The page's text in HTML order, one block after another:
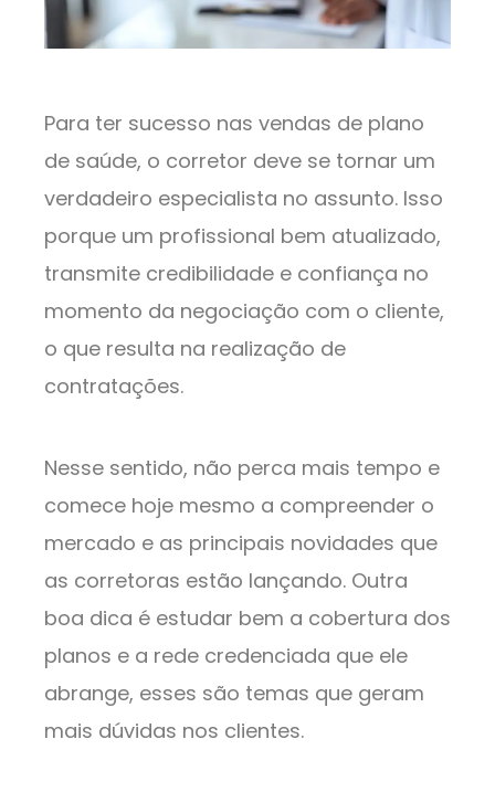
Para ter sucesso nas vendas de plano
de saúde, o corretor deve se tornar um
verdadeiro especialista no assunto. Isso
porque um profissional bem atualizado,
transmite credibilidade e confiança no
momento da negociação com o cliente,
o que resulta na realização de
contratações.
Nesse sentido, não perca mais tempo e
comece hoje mesmo a compreender o
mercado e as principais novidades que
as corretoras estão lançando. Outra
boa dica é estudar bem a cobertura dos
planos e a rede credenciada que ele
abrange, esses são temas que geram
mais dúvidas nos clientes.